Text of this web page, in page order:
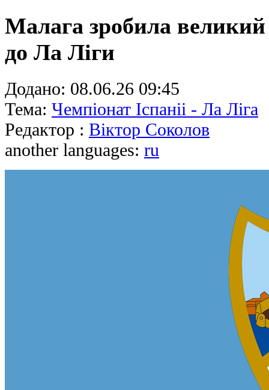
Малага зробила
до Ла Ліги
Додано: 08.06.26 09:45
Тема: Чемпіонат Іспаніі - Ла Ліга
Редактор : Віктор Соколов
another languages: ru